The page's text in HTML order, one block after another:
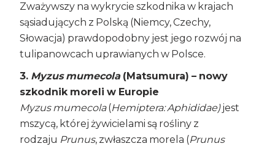
Zważywszy na wykrycie szkodnika w krajach
sąsiadujących z Polską (Niemcy, Czechy,
Słowacja) prawdopodobny jest jego rozwój na
tulipanowcach uprawianych w Polsce.
3. Myzus mumecola(Matsumura)– nowy
szkodnik moreli w Europie
Myzus mumecola(Hemiptera: Aphididae)jest
mszycą, której żywicielami są rośliny z
rodzaju Prunus, zwłaszcza morela (Prunus